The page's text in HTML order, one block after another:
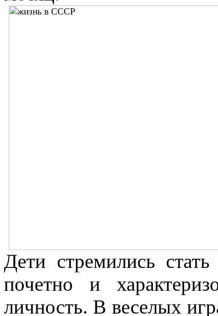
Дети стремились
почетно и
личность. В веселых